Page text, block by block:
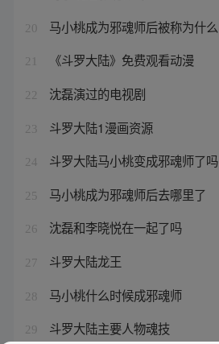
20 马小桃成为邪魂师后被称为什么
21 《斗罗大陆》免费观看动漫
22 沈磊演过的电视剧
23 斗罗大陆1漫画资源
24 斗罗大陆马小桃变成邪魂师了吗
25 马小桃成为邪魂师后去哪里了
26 沈磊和李晓悦在一起了吗
27 斗罗大陆龙王
28 马小桃什么时候成邪魂师
29 斗罗大陆主要人物魂技